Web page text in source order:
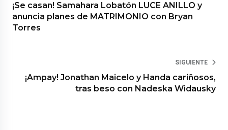
¡Se casan! Samahara Lobatón LUCE ANILLO y
anuncia planes de MATRIMONIO con Bryan
Torres
SIGUIENTE
¡Ampay! Jonathan Maicelo y Handa cariñosos,
tras beso con Nadeska Widausky